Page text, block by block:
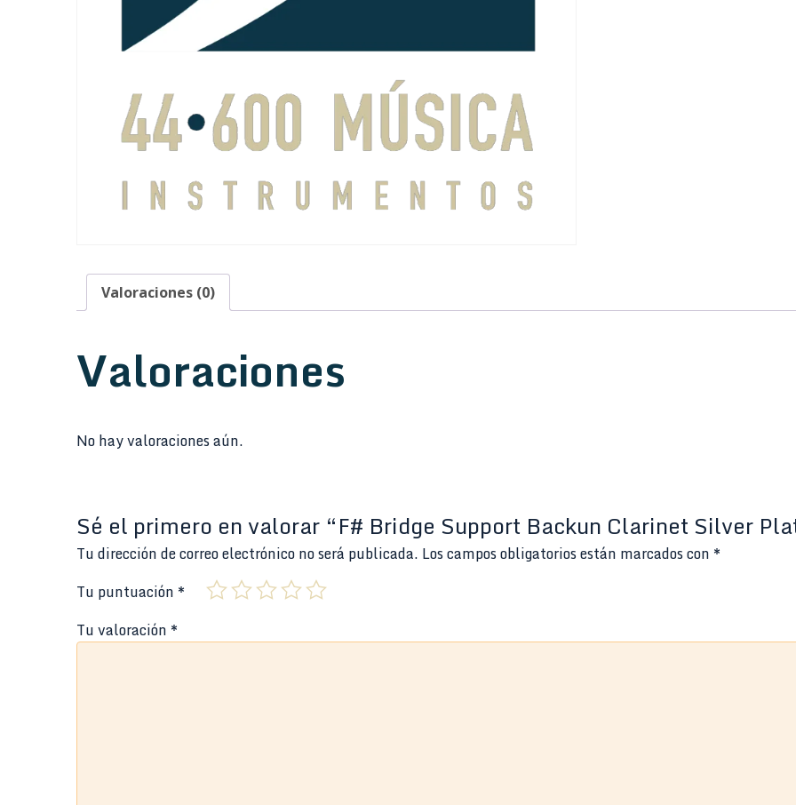
Valoraciones (0)
Valoraciones
No hay valoraciones aún.
Sé el primero en valorar “F# Bridge Support Backun Clarinet Silver
Tu dirección de correo electrónico no será publicada. Los campos obligatorios están marcados con *
Tu puntuación *
Tu valoración *